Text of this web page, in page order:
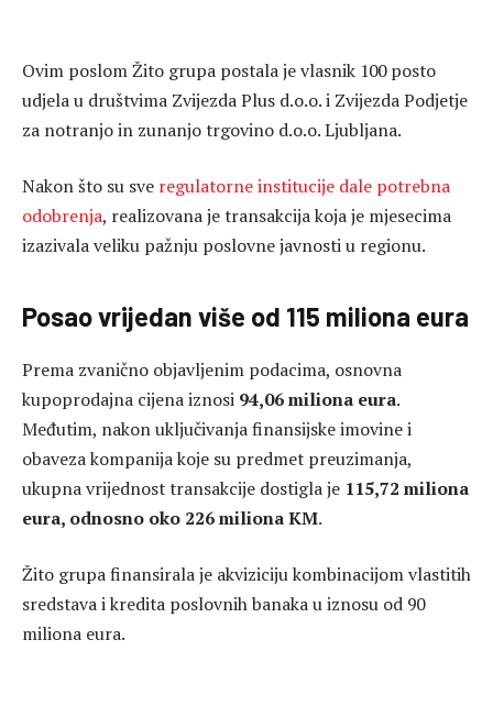
Ovim poslom Žito grupa postala je vlasnik 100 posto
udjela u društvima Zvijezda Plus d.o.o. i Zvijezda Podjetje
za notranjo in zunanjo trgovino d.o.o. Ljubljana.
Nakon što su sve regulatorne institucije dale potrebna
odobrenja, realizovana je transakcija koja je mjesecima
izazivala veliku pažnju poslovne javnosti u regionu.
Posao vrijedan više od 115 miliona eura
Prema zvanično objavljenim podacima, osnovna
kupoprodajna cijena iznosi 94,06 miliona eura.
Međutim, nakon uključivanja finansijske imovine i
obaveza kompanija koje su predmet preuzimanja,
ukupna vrijednost transakcije dostigla je 115,72 miliona
eura, odnosno oko 226 miliona KM.
Žito grupa finansirala je akviziciju kombinacijom vlastitih
sredstava i kredita poslovnih banaka u iznosu od 90
miliona eura.